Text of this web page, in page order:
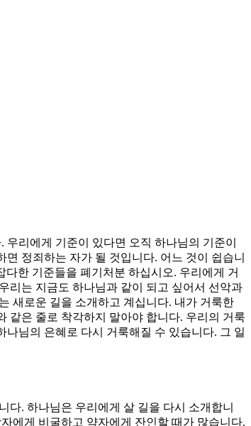
리에게 기준이 있다면 오직 하나님의 기준이
정죄하는 자가 될 것입니다. 어느 것이 쉽습니
한 기준들을 폐기처분 하십시오. 우리에게 거
리는 지금도 하나님과 같이 되고 싶어서 선악과
새로운 길을 소개하고 계십니다. 내가 거룩한
같은 줄로 착각하지 말아야 합니다. 우리의 거룩
님의 은혜로 다시 거룩해질 수 있습니다. 그 일
다. 하나님은 우리에게 살 길을 다시 소개합니
에게 비굴하고 약자에게 잔인할 때가 많습니다.